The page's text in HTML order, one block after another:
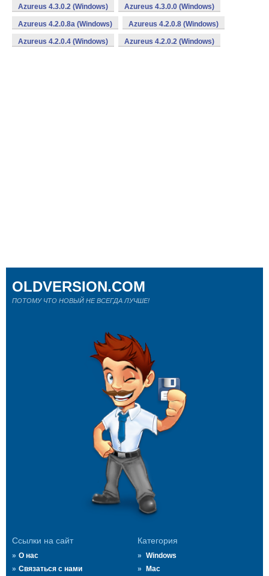
Azureus 4.3.0.2 (Windows) Azureus 4.3.0.0 (Windows)
Azureus 4.2.0.8a (Windows) Azureus 4.2.0.8 (Windows)
Azureus 4.2.0.4 (Windows) Azureus 4.2.0.2 (Windows)
Ссылки на сайт
О нас
Связаться с нами
Категория
Windows
Mac
OLDVERSION.COM
ПОТОМУ ЧТО НОВЫЙ НЕ ВСЕГДА ЛУЧШЕ!